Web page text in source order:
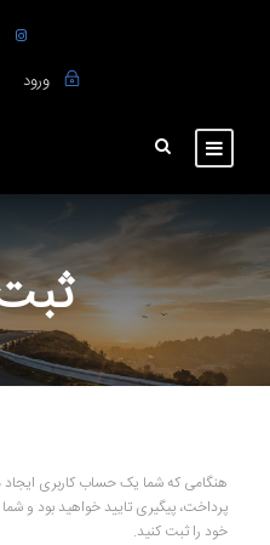
ورود
هنگامی که شما یک حساب کاربری ایجاد
پرداخت، پیگیری تایید خواهید بود و شما
خود را ثبت کنید.